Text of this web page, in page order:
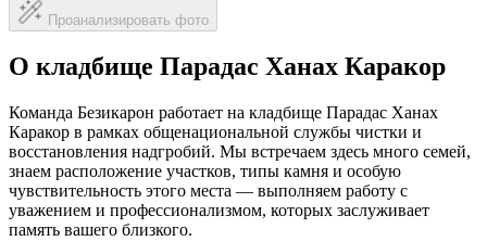
Проанализировать фото
О кладбище Парадас Ханах Каракор
Команда Безикарон работает на кладбище Парадас Ханах
Каракор в рамках общенациональной службы чистки и
восстановления надгробий. Мы встречаем здесь много семей,
знаем расположение участков, типы камня и особую
чувствительность этого места — выполняем работу с
уважением и профессионализмом, которых заслуживает
память вашего близкого.